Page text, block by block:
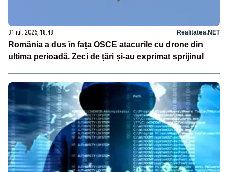
31 iul. 2026, 18:48 Realitatea.NET
România a dus în fața OSCE atacurile cu drone din
ultima perioadă. Zeci de țări și-au exprimat sprijinul